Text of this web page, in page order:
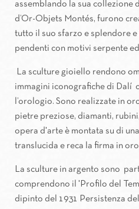
assemblando la sua collezione
d’Or-Objets Montés, furono
tutto il suo sfarzo e splendore
pendenti con motivi serpente
La sculture gioiello rendono
immagini iconografiche di Dalí
l’orologio. Sono realizzate in
pietre preziose, diamanti,
opera d'arte è montata su di
translucida e reca la firma in
La sculture in argento sono
comprendono il 'Profilo del
dipinto del 1931 Persistenza